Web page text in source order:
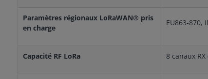
Paramètres régionaux LoRaWAN® pris
en charge
EU863-870,
Capacité RF LoRa 8 canaux RX